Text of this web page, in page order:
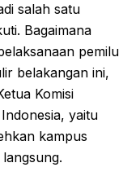
salah satu
Bagaimana
pemilu
belakangan ini,
Komisi
yaitu
kampus